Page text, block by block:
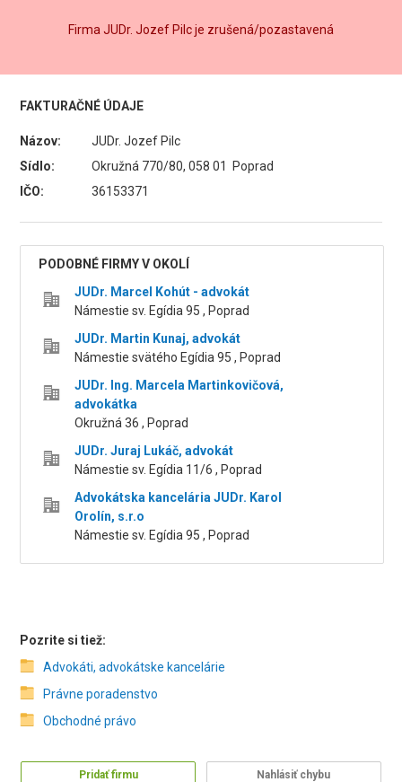
Firma JUDr. Jozef Pilc je zrušená/pozastavená
FAKTURAČNÉ ÚDAJE
Názov:
JUDr. Jozef Pilc
Sídlo:
Okružná 770/80, 058 01 Poprad
IČO:
36153371
PODOBNÉ FIRMY V OKOLÍ
JUDr. Marcel Kohút - advokát
Námestie sv. Egídia 95 , Poprad
JUDr. Martin Kunaj, advokát
Námestie svätého Egídia 95 , Poprad
JUDr. Ing. Marcela Martinkovičová,
advokátka
Okružná 36 , Poprad
JUDr. Juraj Lukáč, advokát
Námestie sv. Egídia 11/6 , Poprad
Advokátska kancelária JUDr. Karol
Orolín, s.r.o
Námestie sv. Egídia 95 , Poprad
Pozrite si tiež:
Advokáti, advokátske kancelárie
Právne poradenstvo
Obchodné právo
Pridať firmu Nahlásiť chybu